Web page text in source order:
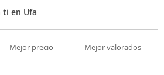
ti en Ufa
Mejor precio Mejor valorados